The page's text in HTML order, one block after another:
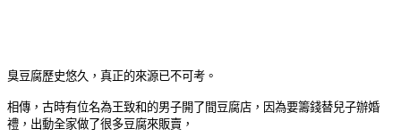
臭豆腐歷史悠久，真正的來源已不可考。
相傳，古時有位名為王致和的男子開了間豆腐店，因為要籌錢替兒子辦婚
禮，出動全家做了很多豆腐來販賣，